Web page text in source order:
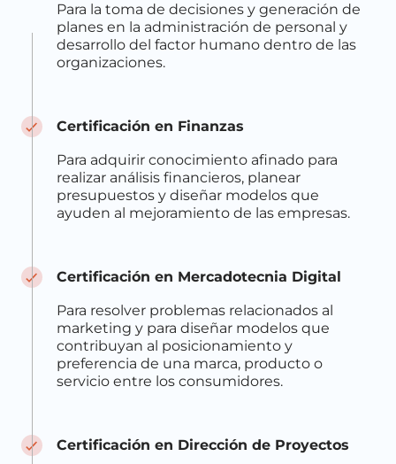
Para la toma de decisiones y generación de
planes en la administración de personal y
desarrollo del factor humano dentro de las
organizaciones.
Certificación en Finanzas
Para adquirir conocimiento afinado para
realizar análisis financieros, planear
presupuestos y diseñar modelos que
ayuden al mejoramiento de las empresas.
Certificación en Mercadotecnia Digital
Para resolver problemas relacionados al
marketing y para diseñar modelos que
contribuyan al posicionamiento y
preferencia de una marca, producto o
servicio entre los consumidores.
Certificación en Dirección de Proyectos